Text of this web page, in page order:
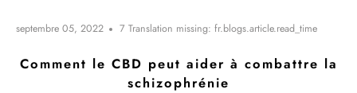
septembre 05, 2022 7 Translation missing: fr.blogs.article.read_time
Comment le CBD peut aider à combattre la
schizophrénie